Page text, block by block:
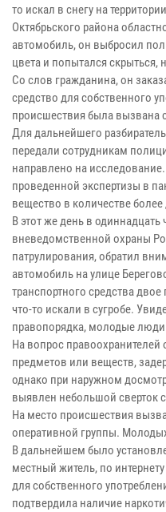
то искал в снегу на
Октябрьского района
автомобиль, он выбросил
цвета и попытался скрыться,
Со слов гражданина, он
средство для собственного
происшествия была вызвана
Для дальнейшего
передали сотрудникам
направлено на
проведенной экспертизы в
вещество в количестве
В этот же день в одиннадцать
вневедомственной охраны
патрулирования, обратил
автомобиль на улице
транспортного средства
что-то искали в сугробе.
правопорядка, молодые
На вопрос
предметов или веществ,
однако при наружном
выявлен небольшой сверток
На место происшествия
оперативной группы.
В дальнейшем было
местный житель, по
для собственного
подтвердила наличие